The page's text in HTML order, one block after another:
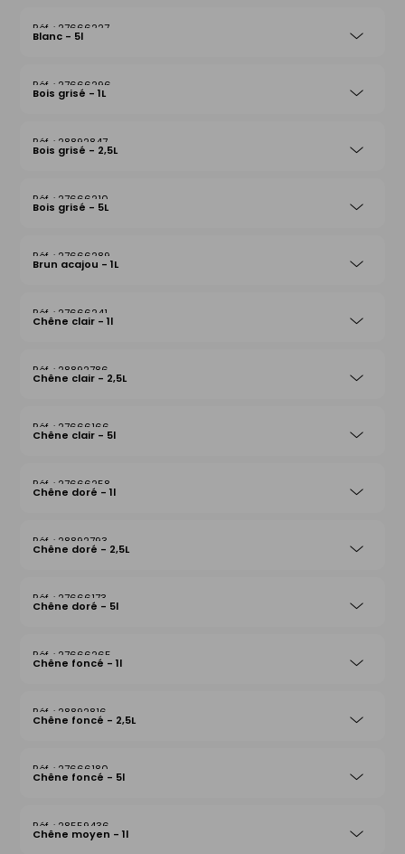
27666227
Blanc - 5l
27666296
Bois grisé - 1L
28892847
Bois grisé - 2,5L
27666210
Bois grisé - 5L
27666289
Brun acajou - 1L
27666241
Chêne clair - 1l
28892786
Chêne clair - 2,5L
27666166
Chêne clair - 5l
27666258
Chêne doré - 1l
28892793
Chêne doré - 2,5L
27666173
Chêne doré - 5l
27666265
Chêne foncé - 1l
28892816
Chêne foncé - 2,5L
27666180
Chêne foncé - 5l
28559436
Chêne moyen - 1l